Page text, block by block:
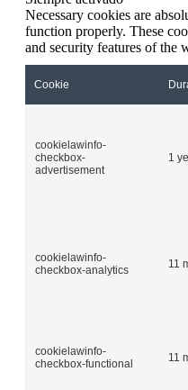
Necessary cookies are
function properly. These
and security features of the
Cookie
cookielawinfo-
checkbox-
advertisement
1
cookielawinfo-
checkbox-analytics
11
cookielawinfo-
checkbox-functional
11